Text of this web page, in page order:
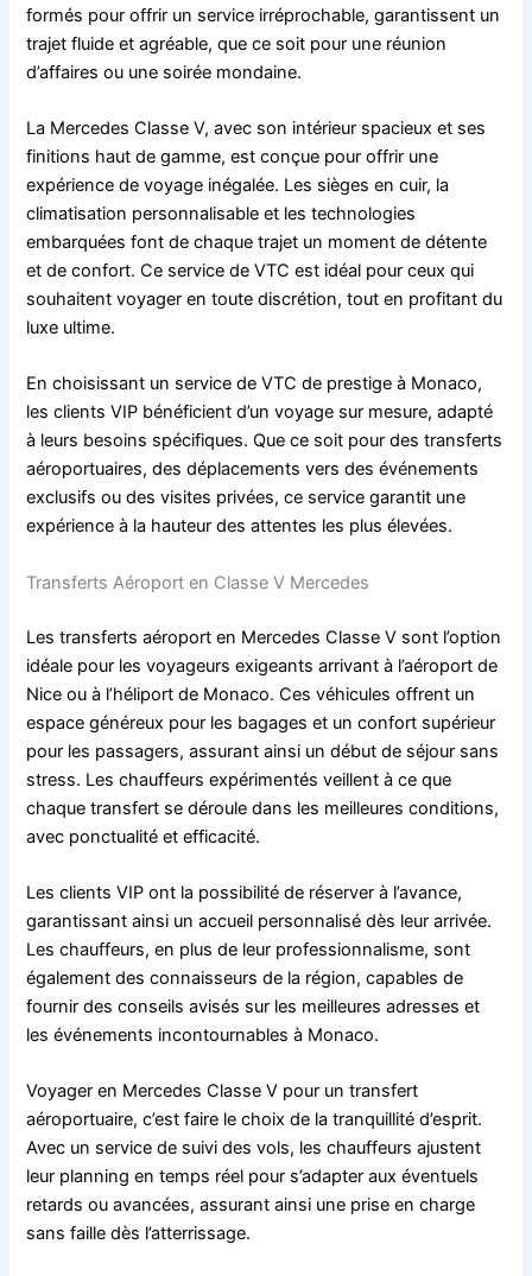
formés pour offrir un service irréprochable, garantissent un
trajet fluide et agréable, que ce soit pour une réunion
d’affaires ou une soirée mondaine.
La Mercedes Classe V, avec son intérieur spacieux et ses
finitions haut de gamme, est conçue pour offrir une
expérience de voyage inégalée. Les sièges en cuir, la
climatisation personnalisable et les technologies
embarquées font de chaque trajet un moment de détente
et de confort. Ce service de VTC est idéal pour ceux qui
souhaitent voyager en toute discrétion, tout en profitant du
luxe ultime.
En choisissant un service de VTC de prestige à Monaco,
les clients VIP bénéficient d’un voyage sur mesure, adapté
à leurs besoins spécifiques. Que ce soit pour des transferts
aéroportuaires, des déplacements vers des événements
exclusifs ou des visites privées, ce service garantit une
expérience à la hauteur des attentes les plus élevées.
Transferts Aéroport en Classe V Mercedes
Les transferts aéroport en Mercedes Classe V sont l’option
idéale pour les voyageurs exigeants arrivant à l’aéroport de
Nice ou à l’héliport de Monaco. Ces véhicules offrent un
espace généreux pour les bagages et un confort supérieur
pour les passagers, assurant ainsi un début de séjour sans
stress. Les chauffeurs expérimentés veillent à ce que
chaque transfert se déroule dans les meilleures conditions,
avec ponctualité et efficacité.
Les clients VIP ont la possibilité de réserver à l’avance,
garantissant ainsi un accueil personnalisé dès leur arrivée.
Les chauffeurs, en plus de leur professionnalisme, sont
également des connaisseurs de la région, capables de
fournir des conseils avisés sur les meilleures adresses et
les événements incontournables à Monaco.
Voyager en Mercedes Classe V pour un transfert
aéroportuaire, c’est faire le choix de la tranquillité d’esprit.
Avec un service de suivi des vols, les chauffeurs ajustent
leur planning en temps réel pour s’adapter aux éventuels
retards ou avancées, assurant ainsi une prise en charge
sans faille dès l’atterrissage.